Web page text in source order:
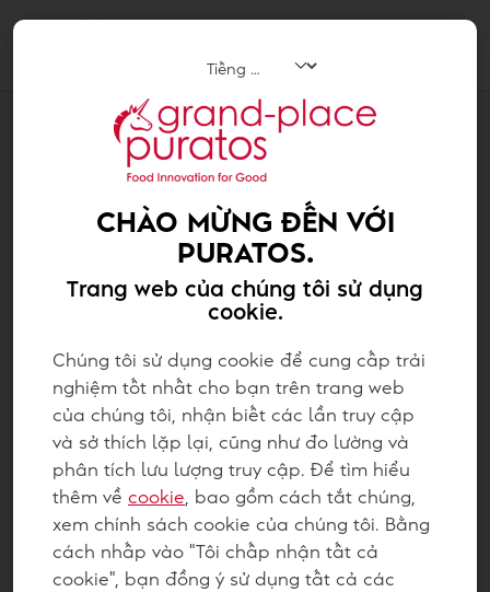
RA MẮT CHƯƠNG TRÌNH CACAO-
CHÀO MỪNG ĐẾN VỚI
PURATOS.
Trang web của chúng tôi sử dụng
cookie.
Chúng tôi sử dụng cookie để cung cấp trải
nghiệm tốt nhất cho bạn trên trang web
của chúng tôi, nhận biết các lần truy cập
và sở thích lặp lại, cũng như đo lường và
phân tích lưu lượng truy cập. Để tìm hiểu
thêm về cookie, bao gồm cách tắt chúng,
xem chính sách cookie của chúng tôi. Bằng
cách nhấp vào "Tôi chấp nhận tất cả
cookie", bạn đồng ý sử dụng tất cả các